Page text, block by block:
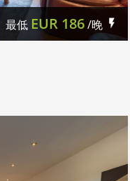
最低 EUR 186/晚